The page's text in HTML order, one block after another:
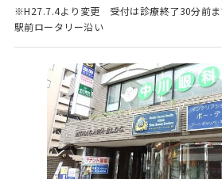
※H27.7.4より変更 受付は診療終了30分前ま
駅前ロータリー沿い